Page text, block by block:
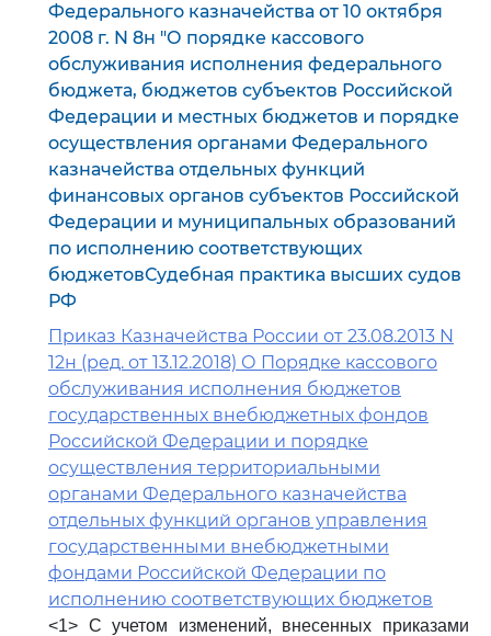
Федерального казначейства от 10 октября
2008 г. N 8н "О порядке кассового
обслуживания исполнения федерального
бюджета, бюджетов субъектов Российской
Федерации и местных бюджетов и порядке
осуществления органами Федерального
казначейства отдельных функций
финансовых органов субъектов Российской
Федерации и муниципальных образований
по исполнению соответствующих
бюджетовСудебная практика высших судов
РФ
Приказ Казначейства России от 23.08.2013 N
12н (ред. от 13.12.2018) О Порядке кассового
обслуживания исполнения бюджетов
государственных внебюджетных фондов
Российской Федерации и порядке
осуществления территориальными
органами Федерального казначейства
отдельных функций органов управления
государственными внебюджетными
фондами Российской Федерации по
исполнению соответствующих бюджетов
<1> С учетом изменений, внесенных приказами